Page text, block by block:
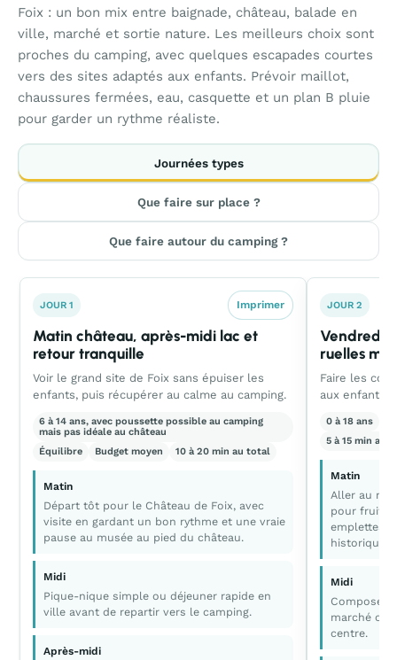
Foix : un bon mix entre baignade, château, balade en
ville, marché et sortie nature. Les meilleurs choix sont
proches du camping, avec quelques escapades courtes
vers des sites adaptés aux enfants. Prévoir maillot,
chaussures fermées, eau, casquette et un plan B pluie
pour garder un rythme réaliste.
Journées types
Que faire sur place ?
Que faire autour du camping ?
JOUR 1 Imprimer
Matin château, après-midi lac et
retour tranquille
Voir le grand site de Foix sans épuiser les
enfants, puis récupérer au calme au camping.
6 à 14 ans, avec poussette possible au camping
mais pas idéale au château
Équilibre
Budget moyen 10 à 20 min au total
Matin
Départ tôt pour le Château de Foix, avec
visite en gardant un bon rythme et une vraie
pause au musée au pied du château.
Midi
Pique-nique simple ou déjeuner rapide en
ville avant de repartir vers le camping.
Après-midi
JOUR 2
Vendredi
ruelles
Faire les
aux enfants
0 à 18 ans
5 à 15 min au
Matin
Aller au
pour fruits,
emplettes,
historique.
Midi
Composer
marché ou
centre.